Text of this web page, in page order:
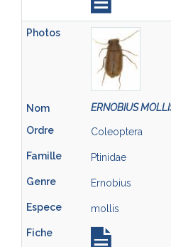
ERNOBIUS
Coleoptera
Ptinidae
Ernobius
mollis